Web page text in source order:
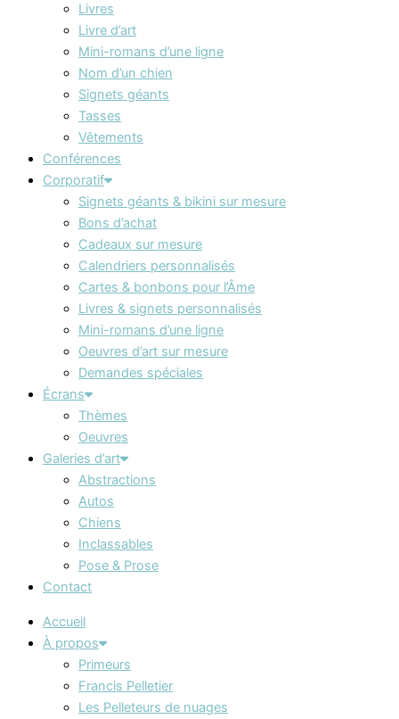
Livres
Livre d’art
Mini-romans d’une ligne
Nom d’un chien
Signets géants
Tasses
Vêtements
Conférences
Corporatif
Signets géants & bikini sur mesure
Bons d’achat
Cadeaux sur mesure
Calendriers personnalisés
Cartes & bonbons pour l’Âme
Livres & signets personnalisés
Mini-romans d’une ligne
Oeuvres d’art sur mesure
Demandes spéciales
Écrans
Thèmes
Oeuvres
Galeries d’art
Abstractions
Autos
Chiens
Inclassables
Pose & Prose
Contact
Accueil
À propos
Primeurs
Francis Pelletier
Les Pelleteurs de nuages